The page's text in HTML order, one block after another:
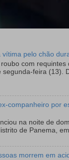
vítima pelo chão
com
segunda-feira (13).
companheiro por
na noite de
de Panema,
morrem em